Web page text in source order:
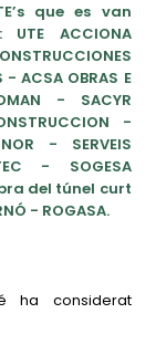
que es van
ACCIONA
- ACSA OBRAS E
- SACYR
-
- SERVEIS
- SOGESA
del túnel curt
- ROGASA.
ha considerat